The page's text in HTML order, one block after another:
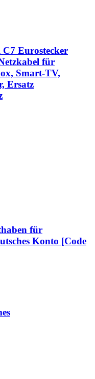
Eurostecker
für
Smart-TV,
Ersatz
für
Konto [Code